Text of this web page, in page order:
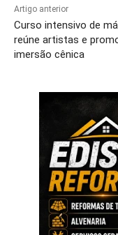
Artigo anterior
Curso intensivo de
reúne artistas e
imersão cênica